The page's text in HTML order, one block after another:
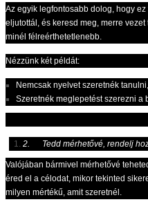
Az egyik legfontosabb dolog, hogy
eljutottál, és keresd meg, merre
minél félreérthetetlenebb.
Nézzünk két példát:
Nemcsak nyelvet szeretnék
Szeretnék meglepetést szerezni a
2. Tedd mérhetővé, rendelj
Valójában bármivel mérhetővé
éred el a célodat, mikor tekinted
milyen mértékű, amit szeretnél.